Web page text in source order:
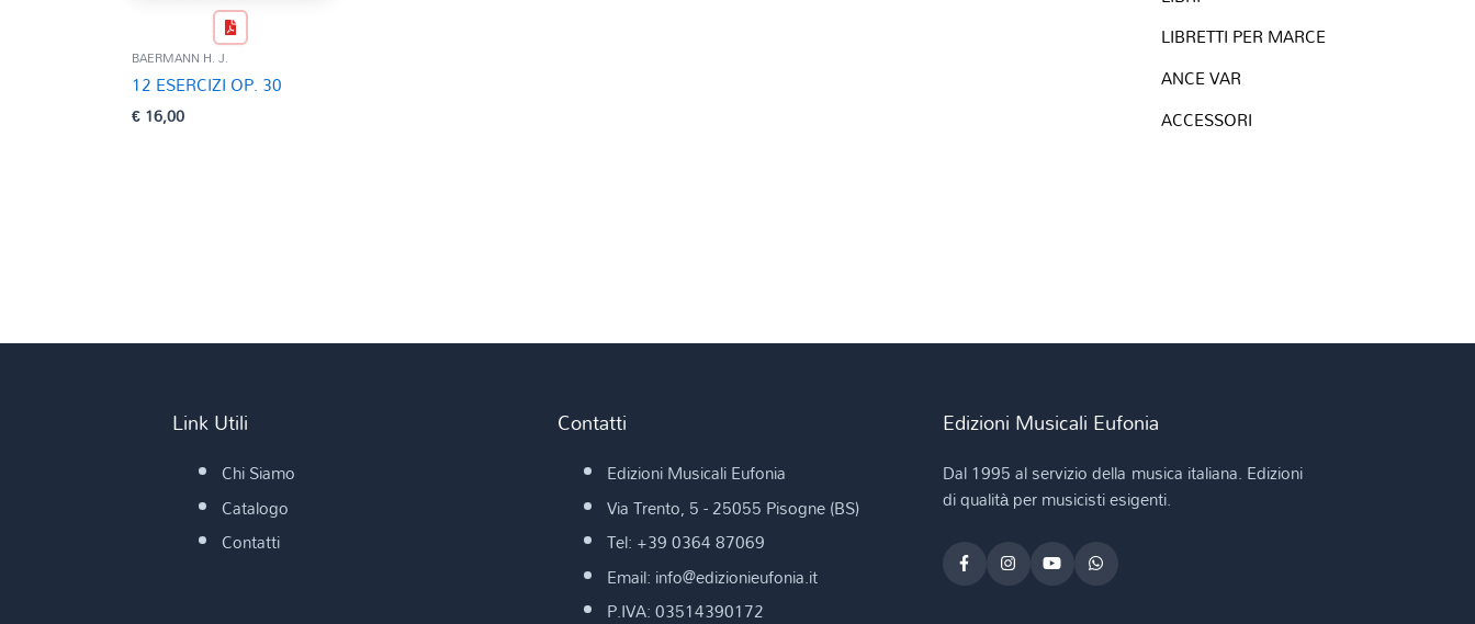
BAERMANN H. J.
12 ESERCIZI OP. 30
€16,00
LIBRETTI PER MARCE
ANCE VAR
ACCESSORI
Link Utili
Chi Siamo
Catalogo
Contatti
Contatti
Edizioni Musicali Eufonia
Via Trento, 5 - 25055 Pisogne (BS)
Tel: +39 0364 87069
Email: info@edizionieufonia.it
P.IVA: 03514390172
Edizioni Musicali Eufonia
Dal 1995 al servizio della musica italiana. Edizioni
di qualità per musicisti esigenti.